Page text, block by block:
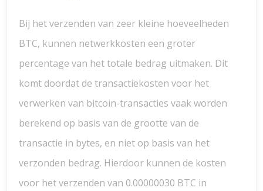
Bij het verzenden van zeer kleine hoeveelheden
BTC, kunnen netwerkkosten een groter
percentage van het totale bedrag uitmaken. Dit
komt doordat de transactiekosten voor het
verwerken van bitcoin-transacties vaak worden
berekend op basis van de grootte van de
transactie in bytes, en niet op basis van het
verzonden bedrag. Hierdoor kunnen de kosten
voor het verzenden van 0.00000030 BTC in